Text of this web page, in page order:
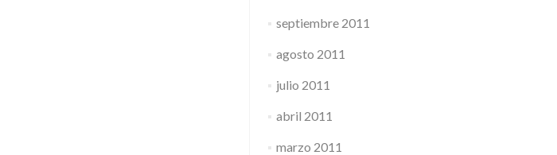
septiembre 2011
agosto 2011
julio 2011
abril 2011
marzo 2011